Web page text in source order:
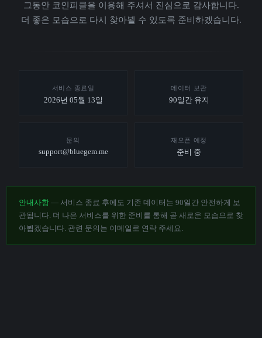
그동안 코인피클을 이용해 주셔서 진심으로 감사합니다.
더 좋은 모습으로 다시 찾아뵐 수 있도록 준비하겠습니다.
서비스 종료일
2026년 05월 13일
데이터 보관
90일간 유지
문의
support@bluegem.me
재오픈 예정
준비 중
안내사항 — 서비스 종료 후에도 기존 데이터는 90일간 안전하게 보
관됩니다. 더 나은 서비스를 위한 준비를 통해 곧 새로운 모습으로 찾
아뵙겠습니다. 관련 문의는 이메일로 연락 주세요.